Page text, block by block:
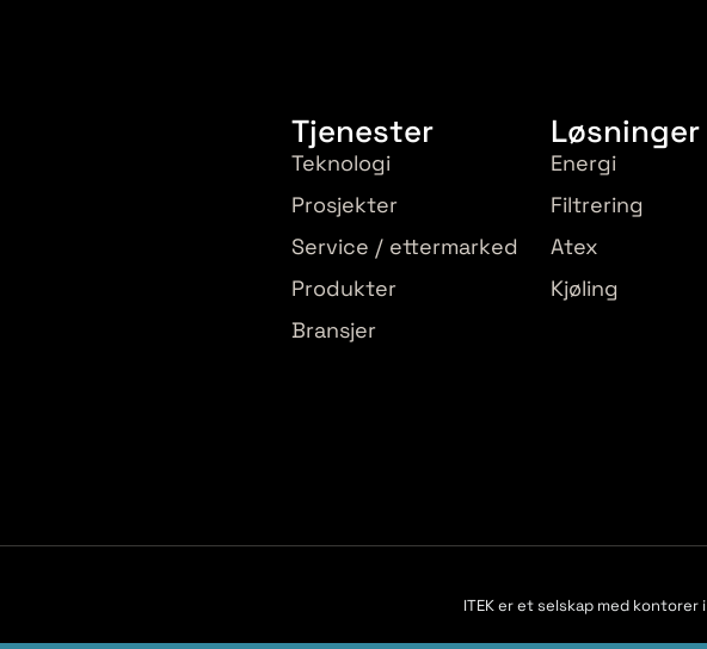
Tjenester
Teknologi
Prosjekter
Service / ettermarked
Produkter
Bransjer
Løsninger
Energi
Filtrering
Atex
Kjøling
ITEK er et selskap med kontorer i